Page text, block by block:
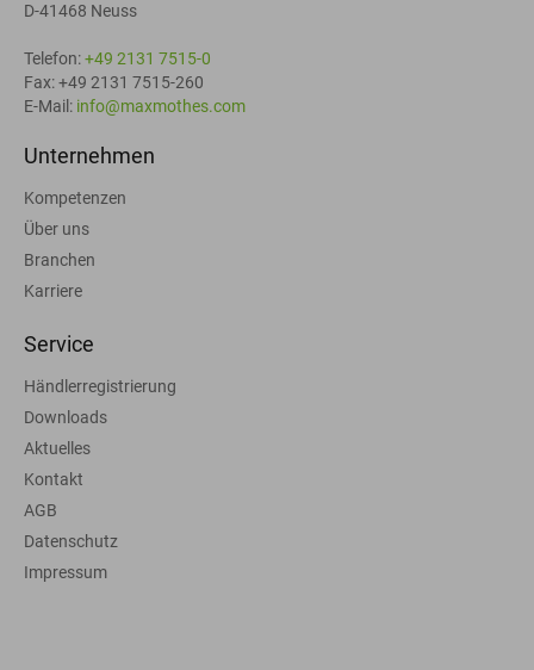
D-41468 Neuss
Telefon:+49 2131 7515-0
Fax: +49 2131 7515-260
E-Mail: info@maxmothes.com
Unternehmen
Kompetenzen
Über uns
Branchen
Karriere
Service
Händlerregistrierung
Downloads
Aktuelles
Kontakt
AGB
Datenschutz
Impressum